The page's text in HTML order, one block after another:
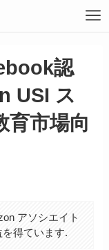
認
USI ス
育市場向
アソシエイト
得ています.